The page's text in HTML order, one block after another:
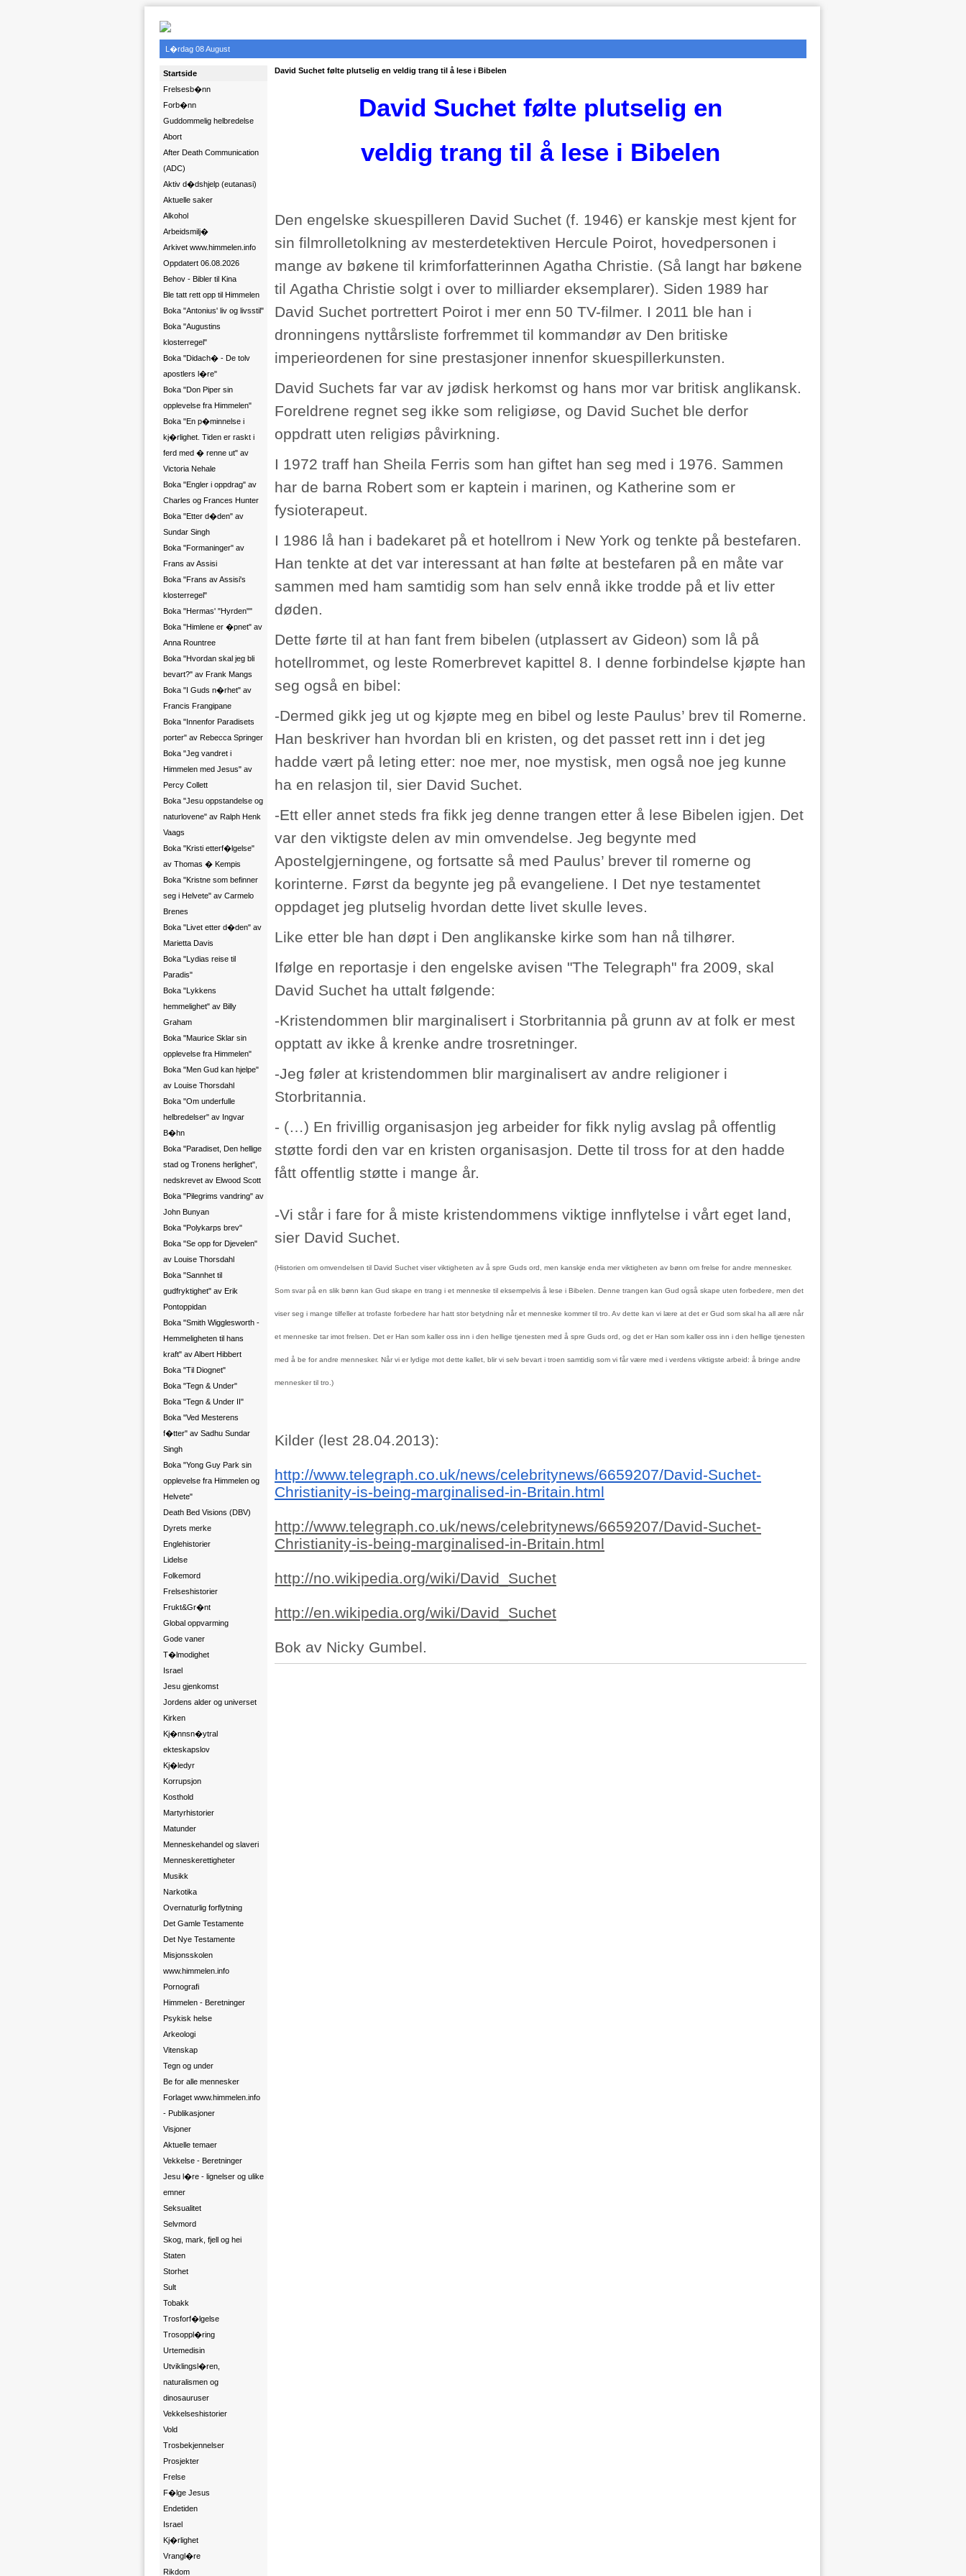
L�rdag 08 August
Startside
Frelsesb�nn
Forb�nn
Guddommelig helbredelse
Abort
After Death Communication
(ADC)
Aktiv d�dshjelp (eutanasi)
Aktuelle saker
Alkohol
Arbeidsmilj�
Arkivet www.himmelen.info
Oppdatert 06.08.2026
Behov - Bibler til Kina
Ble tatt rett opp til Himmelen
Boka "Antonius' liv og livsstil"
Boka "Augustins
klosterregel"
Boka "Didach� - De tolv
apostlers l�re"
Boka "Don Piper sin
opplevelse fra Himmelen"
Boka "En p�minnelse i
kj�rlighet. Tiden er raskt i
ferd med � renne ut" av
Victoria Nehale
Boka "Engler i oppdrag" av
Charles og Frances Hunter
Boka "Etter d�den" av
Sundar Singh
Boka "Formaninger" av
Frans av Assisi
Boka "Frans av Assisi's
klosterregel"
Boka "Hermas' "Hyrden""
Boka "Himlene er �pnet" av
Anna Rountree
Boka "Hvordan skal jeg bli
bevart?" av Frank Mangs
Boka "I Guds n�rhet" av
Francis Frangipane
Boka "Innenfor Paradisets
porter" av Rebecca Springer
Boka "Jeg vandret i
Himmelen med Jesus" av
Percy Collett
Boka "Jesu oppstandelse og
naturlovene" av Ralph Henk
Vaags
Boka "Kristi etterf�lgelse"
av Thomas � Kempis
Boka "Kristne som befinner
seg i Helvete" av Carmelo
Brenes
Boka "Livet etter d�den" av
Marietta Davis
Boka "Lydias reise til
Paradis"
Boka "Lykkens
hemmelighet" av Billy
Graham
Boka "Maurice Sklar sin
opplevelse fra Himmelen"
Boka "Men Gud kan hjelpe"
av Louise Thorsdahl
Boka "Om underfulle
helbredelser" av Ingvar
B�hn
Boka "Paradiset, Den hellige
stad og Tronens herlighet",
nedskrevet av Elwood Scott
Boka "Pilegrims vandring" av
John Bunyan
Boka "Polykarps brev"
Boka "Se opp for Djevelen"
av Louise Thorsdahl
Boka "Sannhet til
gudfryktighet" av Erik
Pontoppidan
Boka "Smith Wigglesworth -
Hemmeligheten til hans
kraft" av Albert Hibbert
Boka "Til Diognet"
Boka "Tegn & Under"
Boka "Tegn & Under II"
Boka "Ved Mesterens
f�tter" av Sadhu Sundar
Singh
Boka "Yong Guy Park sin
opplevelse fra Himmelen og
Helvete"
Death Bed Visions (DBV)
Dyrets merke
Englehistorier
Lidelse
Folkemord
Frelseshistorier
Frukt&Gr�nt
Global oppvarming
Gode vaner
T�lmodighet
Israel
Jesu gjenkomst
Jordens alder og universet
Kirken
Kj�nnsn�ytral
ekteskapslov
Kj�ledyr
Korrupsjon
Kosthold
Martyrhistorier
Matunder
Menneskehandel og slaveri
Menneskerettigheter
Musikk
Narkotika
Overnaturlig forflytning
Det Gamle Testamente
Det Nye Testamente
Misjonsskolen
www.himmelen.info
Pornografi
Himmelen - Beretninger
Psykisk helse
Arkeologi
Vitenskap
Tegn og under
Be for alle mennesker
Forlaget www.himmelen.info
- Publikasjoner
Visjoner
Aktuelle temaer
Vekkelse - Beretninger
Jesu l�re - lignelser og ulike
emner
Seksualitet
Selvmord
Skog, mark, fjell og hei
Staten
Storhet
Sult
Tobakk
Trosforf�lgelse
Trosoppl�ring
Urtemedisin
Utviklingsl�ren,
naturalismen og
dinosauruser
Vekkelseshistorier
Vold
Trosbekjennelser
Prosjekter
Frelse
F�lge Jesus
Endetiden
Israel
Kj�rlighet
Vrangl�re
Rikdom
David Suchet følte plutselig en veldig trang til å lese i Bibelen
David Suchet følte plutselig en
veldig trang til å lese i Bibelen
Den engelske skuespilleren David Suchet (f. 1946) er kanskje mest kjent for
sin filmrolletolkning av mesterdetektiven Hercule Poirot, hovedpersonen i
mange av bøkene til krimforfatterinnen Agatha Christie. (Så langt har bøkene
til Agatha Christie solgt i over to milliarder eksemplarer). Siden 1989 har
David Suchet portrettert Poirot i mer enn 50 TV-filmer. I 2011 ble han i
dronningens nyttårsliste forfremmet til kommandør av Den britiske
imperieordenen for sine prestasjoner innenfor skuespillerkunsten.
David Suchets far var av jødisk herkomst og hans mor var britisk anglikansk.
Foreldrene regnet seg ikke som religiøse, og David Suchet ble derfor
oppdratt uten religiøs påvirkning.
I 1972 traff han Sheila Ferris som han giftet han seg med i 1976. Sammen
har de barna Robert som er kaptein i marinen, og Katherine som er
fysioterapeut.
I 1986 lå han i badekaret på et hotellrom i New York og tenkte på bestefaren.
Han tenkte at det var interessant at han følte at bestefaren på en måte var
sammen med ham samtidig som han selv ennå ikke trodde på et liv etter
døden.
Dette førte til at han fant frem bibelen (utplassert av Gideon) som lå på
hotellrommet, og leste Romerbrevet kapittel 8. I denne forbindelse kjøpte han
seg også en bibel:
-Dermed gikk jeg ut og kjøpte meg en bibel og leste Paulus’ brev til Romerne.
Han beskriver han hvordan bli en kristen, og det passet rett inn i det jeg
hadde vært på leting etter: noe mer, noe mystisk, men også noe jeg kunne
ha en relasjon til, sier David Suchet.
-Ett eller annet steds fra fikk jeg denne trangen etter å lese Bibelen igjen. Det
var den viktigste delen av min omvendelse. Jeg begynte med
Apostelgjerningene, og fortsatte så med Paulus’ brever til romerne og
korinterne. Først da begynte jeg på evangeliene. I Det nye testamentet
oppdaget jeg plutselig hvordan dette livet skulle leves.
Like etter ble han døpt i Den anglikanske kirke som han nå tilhører.
Ifølge en reportasje i den engelske avisen "The Telegraph" fra 2009, skal
David Suchet ha uttalt følgende:
-Kristendommen blir marginalisert i Storbritannia på grunn av at folk er mest
opptatt av ikke å krenke andre trosretninger.
-Jeg føler at kristendommen blir marginalisert av andre religioner i
Storbritannia.
- (…) En frivillig organisasjon jeg arbeider for fikk nylig avslag på offentlig
støtte fordi den var en kristen organisasjon. Dette til tross for at den hadde
fått offentlig støtte i mange år.
-Vi står i fare for å miste kristendommens viktige innflytelse i vårt eget land,
sier David Suchet.
(Historien om omvendelsen til David Suchet viser viktigheten av å spre Guds ord, men kanskje enda mer viktigheten av bønn om frelse for andre mennesker.
Som svar på en slik bønn kan Gud skape en trang i et menneske til eksempelvis å lese i Bibelen. Denne trangen kan Gud også skape uten forbedere, men det
viser seg i mange tilfeller at trofaste forbedere har hatt stor betydning når et menneske kommer til tro. Av dette kan vi lære at det er Gud som skal ha all ære når
et menneske tar imot frelsen. Det er Han som kaller oss inn i den hellige tjenesten med å spre Guds ord, og det er Han som kaller oss inn i den hellige tjenesten
med å be for andre mennesker. Når vi er lydige mot dette kallet, blir vi selv bevart i troen samtidig som vi får være med i verdens viktigste arbeid: å bringe andre
mennesker til tro.)
Kilder (lest 28.04.2013):
http://www.telegraph.co.uk/news/celebritynews/6659207/David-Suchet-
Christianity-is-being-marginalised-in-Britain.html
http://www.telegraph.co.uk/news/celebritynews/6659207/David-Suchet-
Christianity-is-being-marginalised-in-Britain.html
http://no.wikipedia.org/wiki/David_Suchet
http://en.wikipedia.org/wiki/David_Suchet
Bok av Nicky Gumbel.